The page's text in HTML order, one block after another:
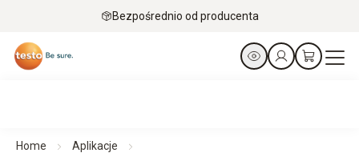
Bezpośrednio od producenta
Home Aplikacje